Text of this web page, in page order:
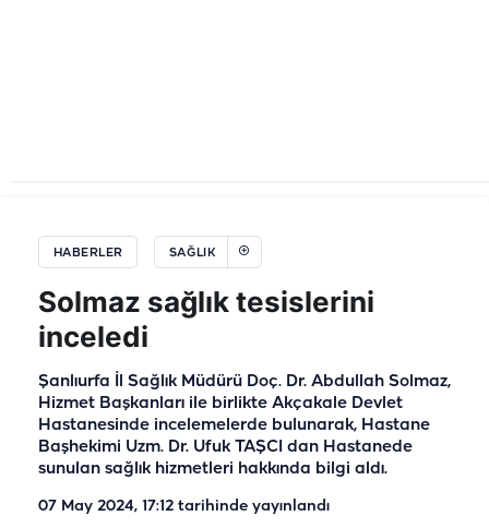
HABERLER SAĞLIK
Solmaz sağlık tesislerini
inceledi
Şanlıurfa İl Sağlık Müdürü Doç. Dr. Abdullah Solmaz,
Hizmet Başkanları ile birlikte Akçakale Devlet
Hastanesinde incelemelerde bulunarak, Hastane
Başhekimi Uzm. Dr. Ufuk TAŞCI dan Hastanede
sunulan sağlık hizmetleri hakkında bilgi aldı.
07 May 2024, 17:12 tarihinde yayınlandı